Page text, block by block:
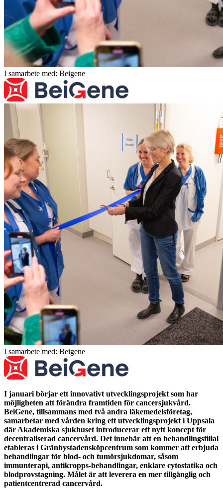
I samarbete med: Beigene
I samarbete med: Beigene
I januari börjar ett innovativt utvecklingsprojekt som har
möjligheten att förändra framtiden för cancersjukvård.
BeiGene, tillsammans med två andra läkemedelsföretag,
samarbetar med vården kring ett utvecklingsprojekt i Uppsala
där Akademiska sjukhuset introducerar ett nytt koncept för
decentraliserad cancervård. Det innebär att en behandlingsfilial
etableras i Gränbystadensköpcentrum som kommer att erbjuda
behandlingar för blod- och tumörsjukdomar, såsom
immunterapi, antikropps-behandlingar, enklare cytostatika och
blodprovstagning. Målet är att leverera en mer tillgänglig och
patientcentrerad cancervård.